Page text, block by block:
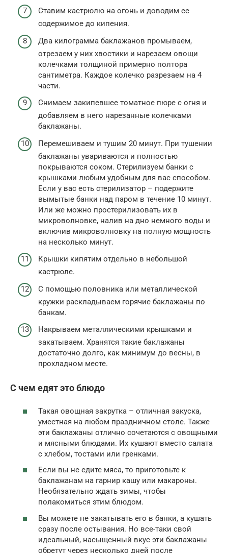
Ставим кастрюлю на огонь и доводим ее
содержимое до кипения.
Два килограмма баклажанов промываем,
отрезаем у них хвостики и нарезаем овощи
колечками толщиной примерно полтора
сантиметра. Каждое колечко разрезаем на 4
части.
Снимаем закипевшее томатное пюре с огня и
добавляем в него нарезанные колечками
баклажаны.
Перемешиваем и тушим 20 минут. При тушении
баклажаны увариваются и полностью
покрываются соком. Стерилизуем банки с
крышками любым удобным для вас способом.
Если у вас есть стерилизатор – подержите
вымытые банки над паром в течение 10 минут.
Или же можно простерилизовать их в
микроволновке, налив на дно немного воды и
включив микроволновку на полную мощность
на несколько минут.
Крышки кипятим отдельно в небольшой
кастрюле.
С помощью половника или металлической
кружки раскладываем горячие баклажаны по
банкам.
Накрываем металлическими крышками и
закатываем. Хранятся такие баклажаны
достаточно долго, как минимум до весны, в
прохладном месте.
С чем едят это блюдо
Такая овощная закрутка – отличная закуска,
уместная на любом праздничном столе. Также
эти баклажаны отлично сочетаются с овощными
и мясными блюдами. Их кушают вместо салата
с хлебом, тостами или гренками.
Если вы не едите мяса, то приготовьте к
баклажанам на гарнир кашу или макароны.
Необязательно ждать зимы, чтобы
полакомиться этим блюдом.
Вы можете не закатывать его в банки, а кушать
сразу после остывания. Но все-таки свой
идеальный, насыщенный вкус эти баклажаны
обретут через несколько дней после